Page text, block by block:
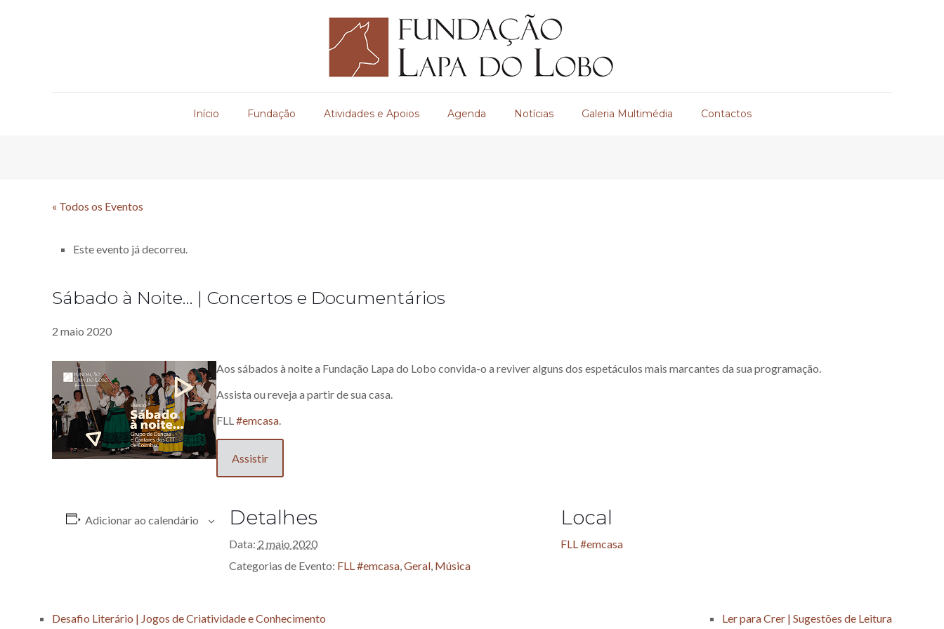
Início Fundação Atividades e Apoios Agenda Notícias Galeria Multimédia Contactos
« Todos os Eventos
Este evento já decorreu.
Sábado à Noite… | Concertos e Documentários
2 maio 2020
Aos sábados à noite a Fundação Lapa do Lobo convida-o a reviver alguns dos espetáculos mais marcantes da sua programação.
Assista ou reveja a partir de sua casa.
FLL#emcasa.
Assistir
Adicionar ao calendário Detalhes
Data: 2 maio 2020
Categorias de Evento: FLL #emcasa,Geral, Música
Local
FLL #emcasa
Desafio Literário | Jogos de Criatividade e Conhecimento Ler para Crer | Sugestões de Leitura